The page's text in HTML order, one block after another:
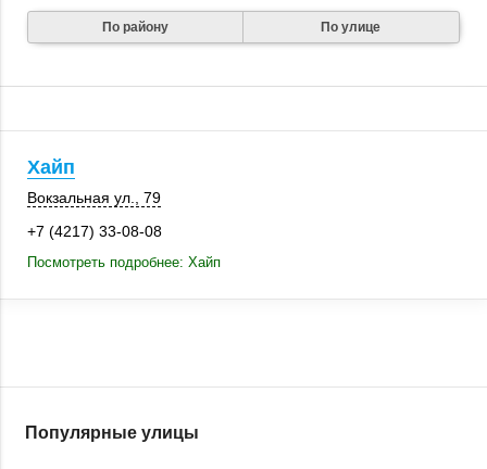
По району По улице
Хайп
Вокзальная ул., 79
+7 (4217) 33-08-08
Посмотреть подробнее: Хайп
Популярные улицы